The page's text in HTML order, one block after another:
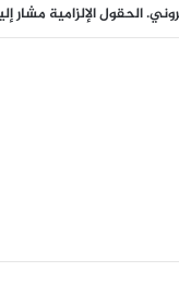
الحقول الإلزامية مشار